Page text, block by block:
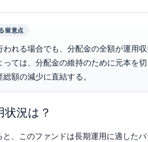
留意点
われる場合でも、分配金の全額が運用
っては、分配金の維持のために元本を
額の減少に直結する。
状況は？
と、このファンドは長期運用に適した